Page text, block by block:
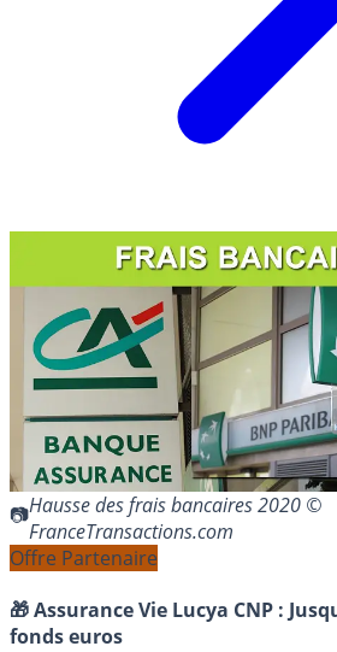
Hausse des frais bancaires 2020 ©
FranceTransactions.com
Offre Partenaire
🎁 Assurance Vie Lucya CNP :
fonds euros